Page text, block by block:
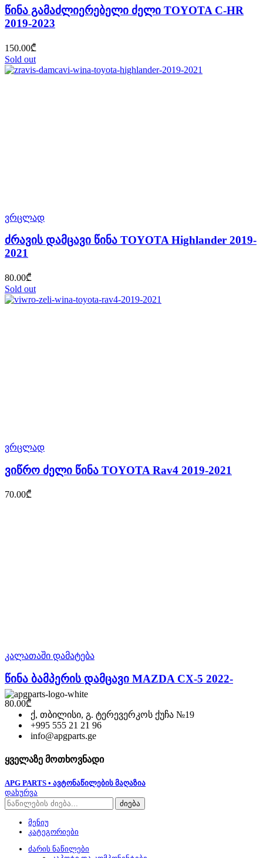
წინა გამაძლიერებელი ძელი TOYOTA C-HR
2019-2023
150.00₾
Sold out
ვრცლად
ძრავის დამცავი წინა TOYOTA Highlander 2019-
2021
80.00₾
Sold out
ვრცლად
ვიწრო ძელი წინა TOYOTA Rav4 2019-2021
70.00₾
კალათაში დამატება
წინა ბამპერის დამცავი MAZDA CX-5 2022-
80.00₾
ქ, თბილისი, გ. ტერევერკოს ქუჩა №19
+995 555 21 21 96
info@apgparts.ge
ყველაზე მოთხოვნადი
APG PARTS • ავტონაწილების მაღაზია
დახურვა
ძიება
მენიუ
კატეგორიები
ძარის ნაწილები